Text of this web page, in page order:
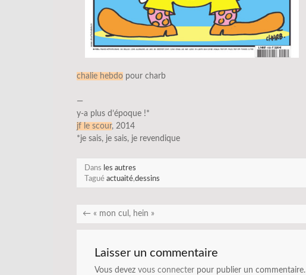
chalie hebdo pour charb
—
y-a plus d’époque !*
jf le scour, 2014
*je sais, je sais, je revendique
Dans les autres
Tagué actuaité,dessins
← « mon cul, hein »
Laisser un commentaire
Vous devez vous connecter pour publier un commentaire.